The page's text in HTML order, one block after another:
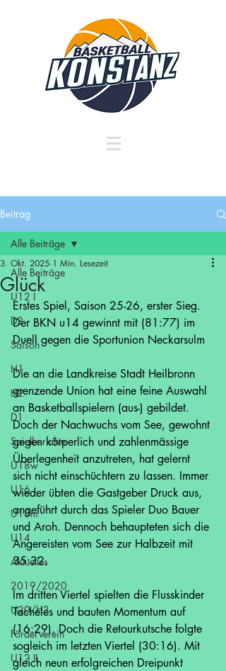
Beitrag
Alle Beiträge
U12 I
D2
Saison
H1
H2
D1
Spielberichte
U18w
U16
U18m
U14
Aktuelles
2019/2020
U20/H3
Förderverein
U12 II
Alle Beiträge
Glück
3. Okt. 2025 1 Min. Lesezeit
Erstes Spiel, Saison 25-26, erster Sieg.
Der BKN u14 gewinnt mit (81:77) im
Duell gegen die Sportunion Neckarsulm
Die an die Landkreise Stadt Heilbronn
grenzende Union hat eine feine Auswahl
an Basketballspielern (aus-) gebildet.
Doch der Nachwuchs vom See, gewohnt
gegen körperlich und zahlenmässige
Überlegenheit anzutreten, hat gelernt
sich nicht einschüchtern zu lassen. Immer
wieder übten die Gastgeber Druck aus,
angeführt durch das Spieler Duo Bauer
und Aroh. Dennoch behaupteten sich die
Angereisten vom See zur Halbzeit mit
35:32.
Im dritten Viertel spielten die Flusskinder
Tacheles und bauten Momentum auf
(16:29). Doch die Retourkutsche folgte
sogleich im letzten Viertel (30:16). Mit
gleich neun erfolgreichen Dreipunkt